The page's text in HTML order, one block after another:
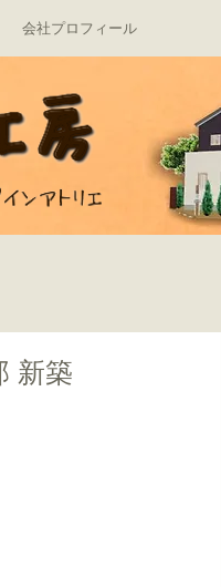
会社プロフィール
新築